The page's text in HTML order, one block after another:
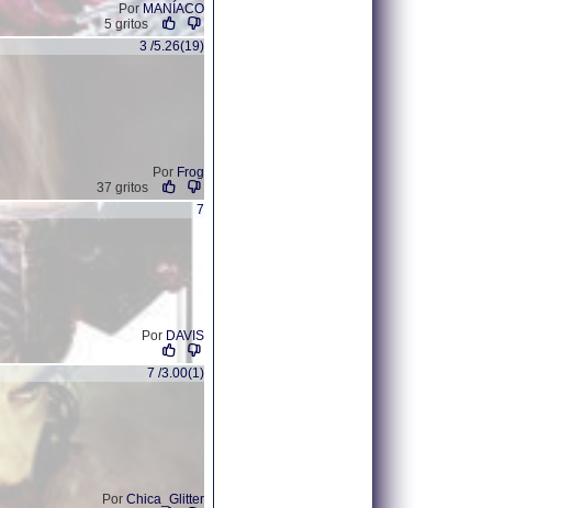
Por MANÍACO
5 gritos
3 /5.26(19)
Por Frog
37 gritos
7
Por DAVIS
7 /3.00(1)
Por Chica_Glitter